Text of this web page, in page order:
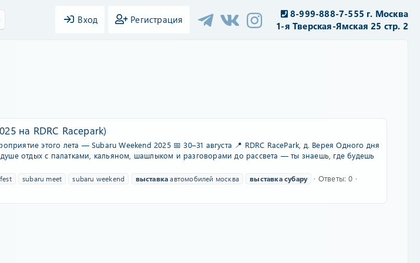
Вход Регистрация
8-999-888-7-555 г. Москва
1-я Тверская-Ямская 25 стр. 2
на RDRC Racepark)
этого лета — Subaru Weekend 2025 📅 30–31 августа 📍 RDRC RacePark, д. Верея Одного дня
отдых с палатками, кальяном, шашлыком и разговорами до рассвета — ты знаешь, где будешь
subaru meet subaru weekend выставкаавтомобилей москва выставка субару
Ответы: 0